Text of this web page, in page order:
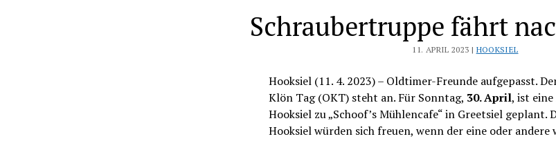
Schraubertruppe fährt
11. APRIL 2023 | HOOKSIEL
Hooksiel (11. 4. 2023) – Oldtimer-Freunde aufgepasst.
Klön Tag (OKT) steht an. Für Sonntag, 30. April, ist
Hooksiel zu „Schoof’s Mühlencafe“ in Greetsiel geplant.
Hooksiel würden sich freuen, wenn der eine oder andere